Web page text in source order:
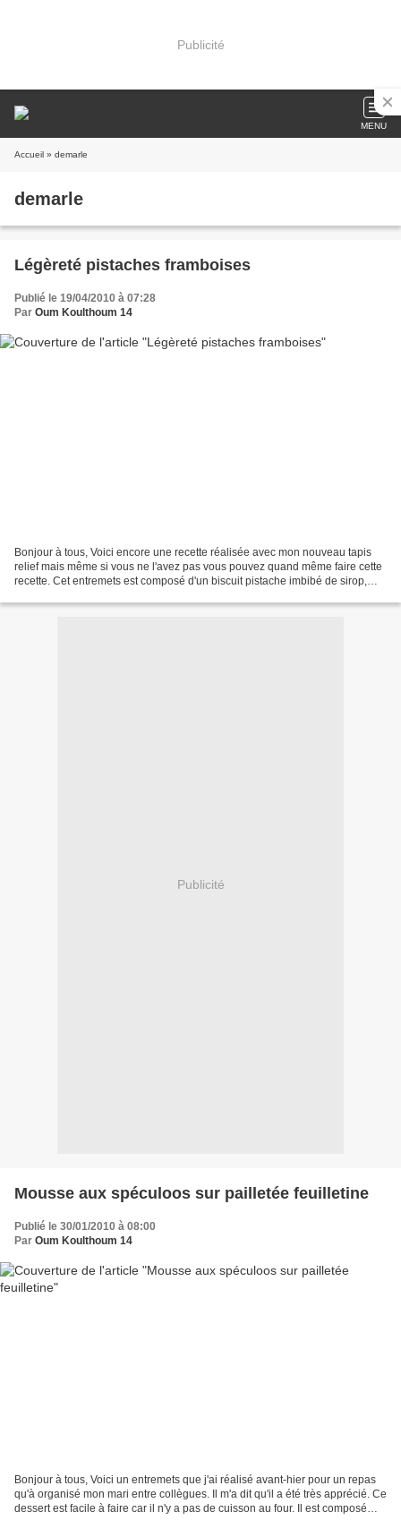
Publicité
MENU
Accueil » demarle
demarle
Légèreté pistaches framboises
Publié le 19/04/2010 à 07:28
Par Oum Koulthoum 14
Bonjour à tous, Voici encore une recette réalisée avec mon nouveau tapis
relief mais même si vous ne l'avez pas vous pouvez quand même faire cette
recette. Cet entremets est composé d'un biscuit pistache imbibé de sirop,
Publicité
Mousse aux spéculoos sur pailletée feuilletine
Publié le 30/01/2010 à 08:00
Par Oum Koulthoum 14
Bonjour à tous, Voici un entremets que j'ai réalisé avant-hier pour un repas
qu'à organisé mon mari entre collègues. Il m'a dit qu'il a été très apprécié. Ce
dessert est facile à faire car il n'y a pas de cuisson au four. Il est composé